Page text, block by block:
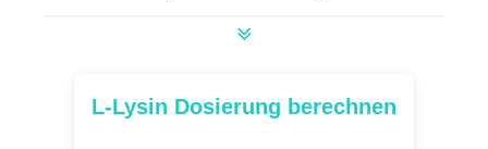
L-Lysin Dosierung berechnen